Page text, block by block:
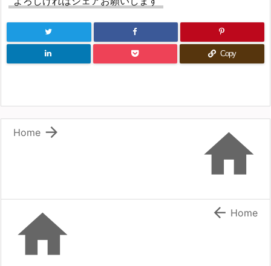
Copy


Home
  Home